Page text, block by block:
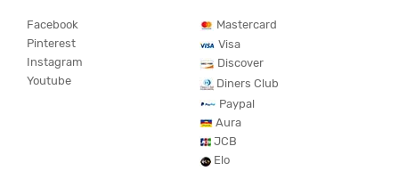
Facebook
Pinterest
Instagram
Youtube
Mastercard
Visa
Discover
Diners Club
Paypal
Aura
JCB
Elo